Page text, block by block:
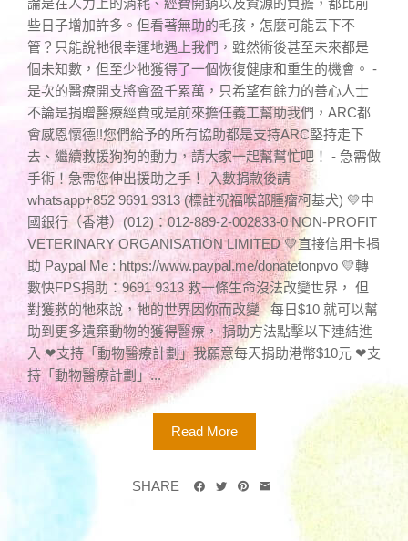
論是在人力上的消耗、經費開銷以及資源的負擔，都比前
些日子增加許多。但看著無助的毛孩，怎麼可能丟下不
管？只能說牠很幸運地遇上我們，雖然術後甚至未來都是
個未知數，但至少牠獲得了一個恢復健康和重生的機會。 -
是次的醫療開支將會盈千累萬，只希望有餘力的善心人士
不論是捐贈醫療經費或是前來擔任義工幫助我們，ARC都
會感恩懷德!!您們給予的所有協助都是支持ARC堅持走下
去、繼續救援狗狗的動力，請大家一起幫幫忙吧！ - 急需做
手術！急需您伸出援助之手！ 入數捐款後請
whatsapp+852 9691 9313 (標註祝福喉部腫瘤柯基犬) 💛中
國銀行（香港）(012)：012-889-2-002833-0 NON-PROFIT
VETERINARY ORGANISATION LIMITED 💛直接信用卡捐
助 Paypal Me : https://www.paypal.me/donatetonpvo 💛轉
數快FPS捐助：9691 9313 救一條生命沒法改變世界， 但
對獲救的牠來說，牠的世界因你而改變 每日$10 就可以幫
助到更多遺棄動物的獲得醫療， 捐助方法點擊以下連結進
入 ❤支持「動物醫療計劃」我願意每天捐助港幣$10元 ❤支
持「動物醫療計劃」...
Read More
SHARE